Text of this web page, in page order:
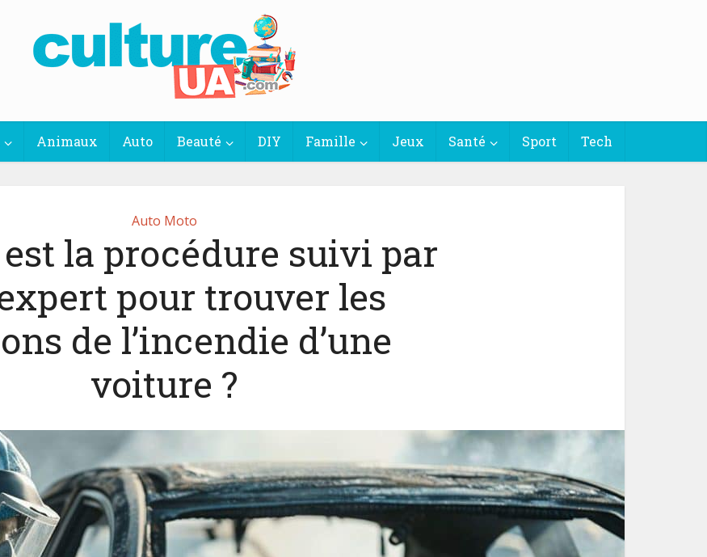
Animaux Auto Beauté DIY Famille Jeux Santé Sport Tech
Auto Moto
est la procédure suivi par
pour trouver les
de l’incendie d’une
voiture ?